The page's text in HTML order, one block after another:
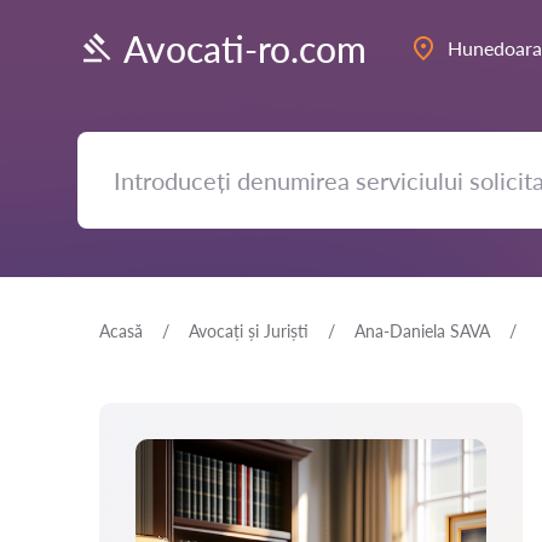
Avocati-ro.com Hunedoara
Acasă Avocați și Juriști Ana-Daniela SAVA